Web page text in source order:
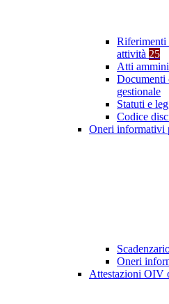
Riferimenti
attività 25
Atti
Documenti
gestionale
Statuti e
Codice
Oneri informativi
Oneri
Attestazioni OIV